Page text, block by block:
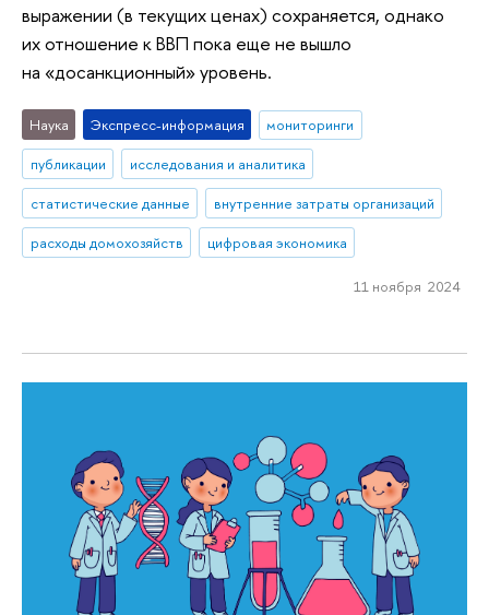
выражении (в текущих ценах) сохраняется, однако
их отношение к ВВП пока еще не вышло
на «досанкционный» уровень.
Наука Экспресс-информация
мониторинги
публикации
исследования и аналитика
статистические данные
внутренние затраты организаций
расходы домохозяйств
цифровая экономика
11 ноября 2024